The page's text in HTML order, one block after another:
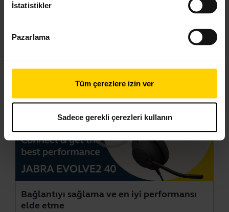
İstatistikler
Pazarlama
Tüm çerezlere izin ver
Sadece gerekli çerezleri kullanın
Bağlantıyı sağlama ve en iyi performansı
elde etme